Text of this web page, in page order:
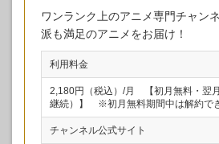
ワンランク上のアニメ専門チャン
派も満足のアニメをお届け！
利用料金
2,180円（税込）/月 【初月無料・翌
継続）】 ※初月無料期間中は解約でき
チャンネル公式サイト